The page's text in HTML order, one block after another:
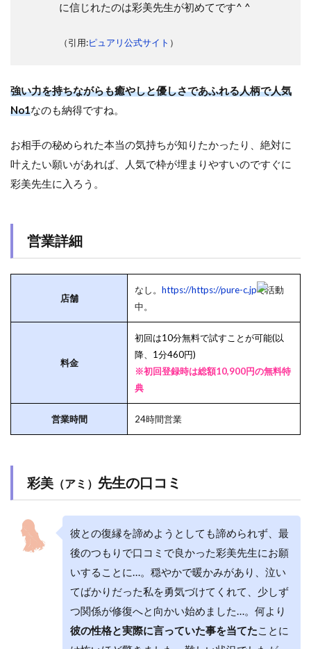
に信じれたのは彩美先生が初めてです^ ^
（引用:ピュアリ公式サイト ）
強い力を持ちながらも癒やしと優しさであふれる人柄で人気
No1なのも納得ですね。
お相手の秘められた本当の気持ちが知りたかったり、絶対に
叶えたい願いがあれば、人気で枠が埋まりやすいのですぐに
彩美先生に入ろう。
営業詳細
店舗
なし。 https://https://pure-c.jpで活動
中。
料金
初回は10分無料で試すことが可能(以
降、1分460円)
※初回登録時は総額10,900円の無料特
典
営業時間 24時間営業
彩美 （アミ） 先生の口コミ
彼との復縁を諦めようとしても諦められず、最
後のつもりで口コミで良かった彩美先生にお願
いすることに…。穏やかで暖かみがあり、泣い
てばかりだった私を勇気づけてくれて、少しず
つ関係が修復へと向かい始めました…。何より
彼の性格と実際に言っていた事を当てたことに